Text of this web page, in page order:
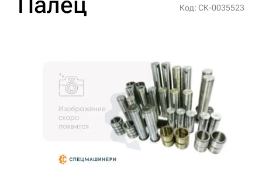
Код: СК-0035523
Доставка и оплата
3D тур по производству
3D тур по складам
sksale@skdst.ru